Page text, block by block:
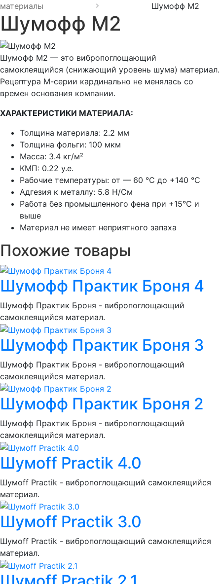
материалы
Шумофф М2
Шумофф М2
Шумофф М2 — это вибропоглощающий
самоклеящийся (снижающий уровень шума) материал.
Рецептура М-серии кардинально не менялась со
времен основания компании.
ХАРАКТЕРИСТИКИ МАТЕРИАЛА:
Толщина материала: 2.2 мм
Толщина фольги: 100 мкм
Масса: 3.4 кг/м²
КМП: 0.22 у.е.
Рабочие температуры: от — 60 °С до +140 °С
Адгезия к металлу: 5.8 Н/См
Работа без промышленного фена при +15°С и
выше
Материал не имеет неприятного запаха
Похожие товары
Шумoфф Практик Броня 4
Шумoфф Практик Броня - вибропоглощающий
самоклеящийся материал.
Шумoфф Практик Броня 3
Шумoфф Практик Броня - вибропоглощающий
самоклеящийся материал.
Шумoфф Практик Броня 2
Шумoфф Практик Броня - вибропоглощающий
самоклеящийся материал.
Шумoff Practik 4.0
Шумоff Practik - вибропоглощающий самоклеящийся
материал.
Шумoff Practik 3.0
Шумоff Practik - вибропоглощающий самоклеящийся
материал.